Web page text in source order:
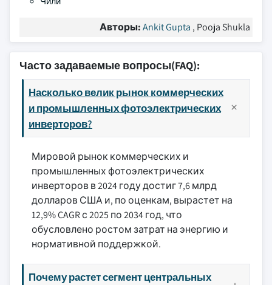
Авторы:Ankit Gupta , Pooja Shukla
Часто задаваемые вопросы(FAQ):
Насколько велик рынок коммерческих
и промышленных фотоэлектрических
инверторов?
Мировой рынок коммерческих и
промышленных фотоэлектрических
инверторов в 2024 году достиг 7,6 млрд
долларов США и, по оценкам, вырастет на
12,9% CAGR с 2025 по 2034 год, что
обусловлено ростом затрат на энергию и
нормативной поддержкой.
Почему растет сегмент центральных